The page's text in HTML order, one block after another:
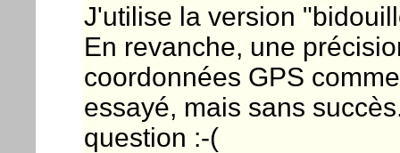
J'utilise la version
En revanche, une
coordonnées GPS
essayé, mais sans
question :-(